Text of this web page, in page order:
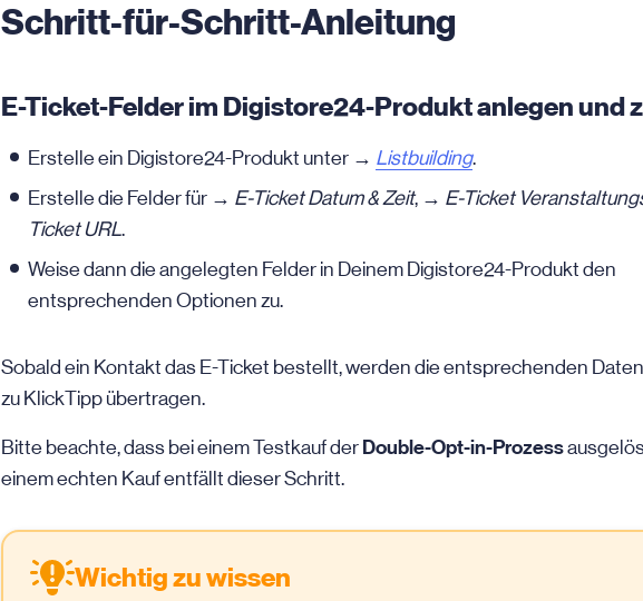
Schritt-für-Schritt-Anleitung
E-Ticket-Felder im Digistore24-Produkt anlegen und
Erstelle ein Digistore24-Produkt unter → Listbuilding.
Erstelle die Felder für → E-Ticket Datum & Zeit, → E-Ticket
Ticket URL.
Weise dann die angelegten Felder in Deinem Digistore24-Produkt den
entsprechenden Optionen zu.
Sobald ein Kontakt das E-Ticket bestellt, werden die entsprechenden
zu KlickTipp übertragen.
Bitte beachte, dass bei einem Testkauf der Double-Opt-in-Prozess
einem echten Kauf entfällt dieser Schritt.
Wichtig zu wissen